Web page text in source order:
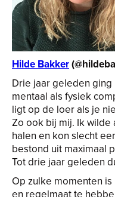
Hilde Bakker
Drie jaar geleden ging
mentaal als fysiek
ligt op de loer als je
Zo ook bij mij. Ik
halen en kon slecht
bestond uit maximaal
Tot drie jaar geleden
Op zulke momenten
en regelmaat te